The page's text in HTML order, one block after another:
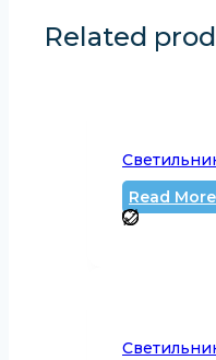
Related
Read More